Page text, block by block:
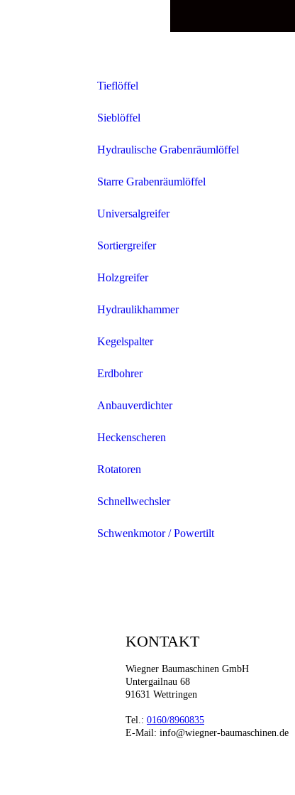
Tieflöffel
Sieblöffel
Hydraulische Grabenräumlöffel
Starre Grabenräumlöffel
Universalgreifer
Sortiergreifer
Holzgreifer
Hydraulikhammer
Kegelspalter
Erdbohrer
Anbauverdichter
Heckenscheren
Rotatoren
Schnellwechsler
Schwenkmotor / Powertilt
KONTAKT
Wiegner Baumaschinen GmbH
Untergailnau 68
91631 Wettringen
Tel.: 0160/8960835
E-Mail: info@wiegner-baumaschinen.de